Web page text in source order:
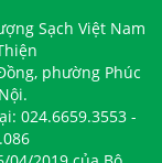
Sạch Việt Nam
phường Phúc
024.6659.3553 -